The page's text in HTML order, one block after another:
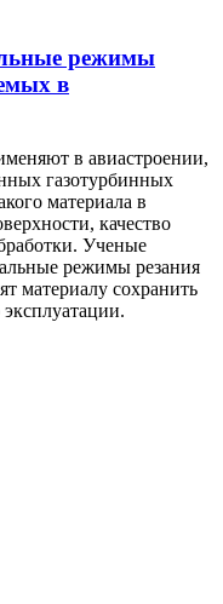
режимы
в
в авиастроении,
газотурбинных
материала в
качество
Ученые
режимы резания
материалу сохранить